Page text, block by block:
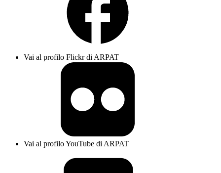
Vai al profilo Flickr di ARPAT
Vai al profilo YouTube di ARPAT